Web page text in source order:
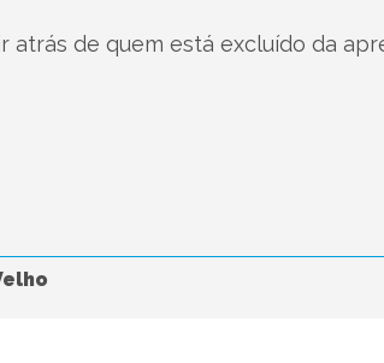
de quem está excluído da